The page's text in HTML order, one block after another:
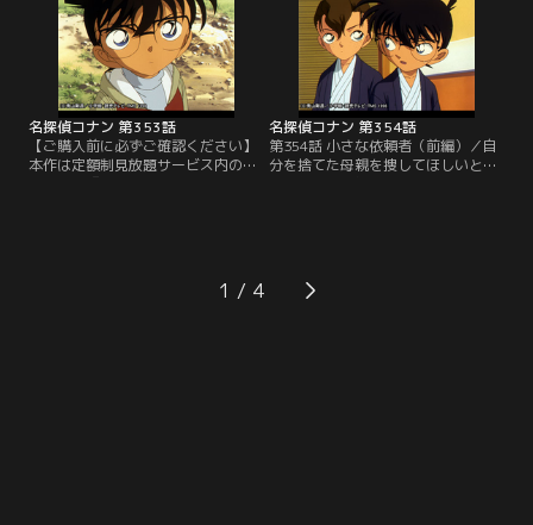
かけてきた男に携帯を渡そうとして
いたのかもしれないと推理。だが、
携帯を忘れた男は場所を間違えてし
まったのだ。喫茶店ポアロと間違え
た店というのは…。
8/31まで配信中です。ご加入の方は
見放題ページよりご視聴ください。
／第352話 フィッシング大会の悲劇
（前編）／園子の誘いでバス釣り大
会に…。
名探偵コナン 第353話
【ご購入前に必ずご確認ください】
本作は定額制見放題サービス内の
見放題ページよりご視聴ください。
／第353話 フィッシング大会の悲劇
名探偵コナン 第354話
第354話 小さな依頼者（前編）／自
分を捨てた母親を捜してほしいとい
親を捜していることを知っていた。
しかも鴨下の携帯電話には、犯人と
1